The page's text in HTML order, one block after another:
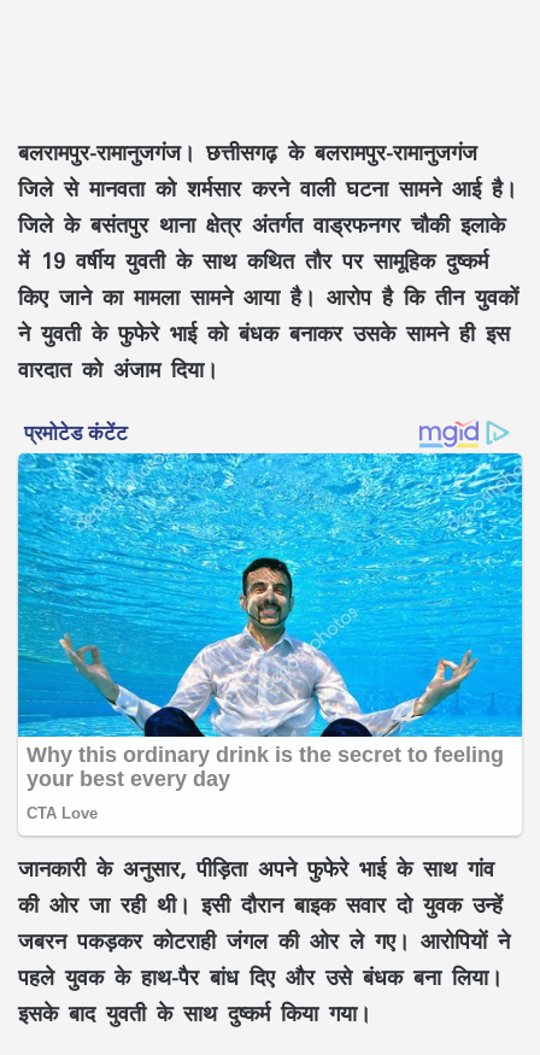
बलरामपुर-रामानुजगंज। छत्तीसगढ़ के बलरामपुर-रामानुजगंज
जिले से मानवता को शर्मसार करने वाली घटना सामने आई है।
जिले के बसंतपुर थाना क्षेत्र अंतर्गत वाड्रफनगर चौकी इलाके
में 19 वर्षीय युवती के साथ कथित तौर पर सामूहिक दुष्कर्म
किए जाने का मामला सामने आया है। आरोप है कि तीन युवकों
ने युवती के फुफेरे भाई को बंधक बनाकर उसके सामने ही इस
वारदात को अंजाम दिया।
जानकारी के अनुसार, पीड़िता अपने फुफेरे भाई के साथ गांव
की ओर जा रही थी। इसी दौरान बाइक सवार दो युवक उन्हें
जबरन पकड़कर कोटराही जंगल की ओर ले गए। आरोपियों ने
पहले युवक के हाथ-पैर बांध दिए और उसे बंधक बना लिया।
इसके बाद युवती के साथ दुष्कर्म किया गया।